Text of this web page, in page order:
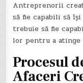
Antreprenorii
să fie capabili să
trebuie să fie
lor pentru a atinge
Procesul
Afaceri